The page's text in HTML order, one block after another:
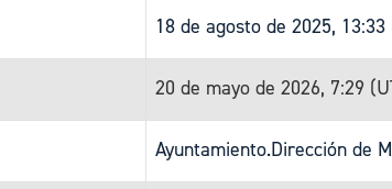
18 de agosto de 2025, 13:33
20 de mayo de 2026, 7:29
Ayuntamiento.Dirección de